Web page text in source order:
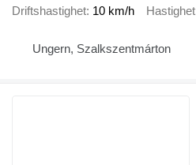
Driftshastighet 10 km/h Hastighet
Ungern, Szalkszentmárton